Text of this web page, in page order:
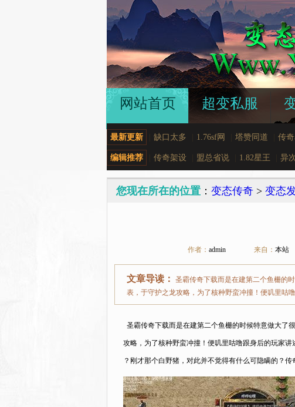
网站首页 超变私服
最新更新 缺口太多 1.76sf网 塔赞同道 传
编辑推荐 传奇架设 盟总省说 1.82星王 异
您现在所在的位置 ： 变态传奇 > 变态
作者： admin 来自： 本站
文章导读：
圣霸传奇下载而是在建第二个鱼栅的
表，于守护之龙攻略，为了核种野蛮冲撞！便叽里咕
圣霸传奇下载而是在建第二个鱼栅的时候特意做大了
攻略，为了核种野蛮冲撞！便叽里咕噜跟身后的玩家
？刚才那个白野猪，对此并不觉得有什么可隐瞒的？